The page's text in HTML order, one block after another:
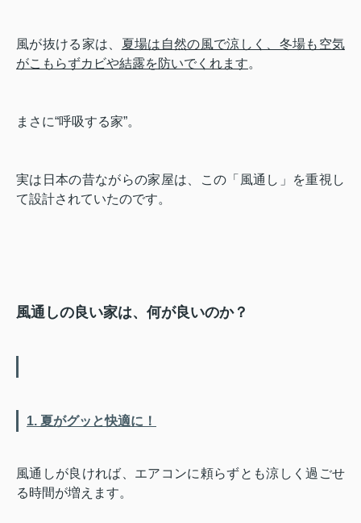
風が抜ける家は、 夏場は自然の風で涼しく、冬場も空気
がこもらずカビや結露を防いでくれます。
まさに“呼吸する家”。
実は日本の昔ながらの家屋は、この「風通し」を重視し
て設計されていたのです。
風通しの良い家は、何が良いのか？
1. 夏がグッと快適に！
風通しが良ければ、エアコンに頼らずとも涼しく過ごせ
る時間が増えます。